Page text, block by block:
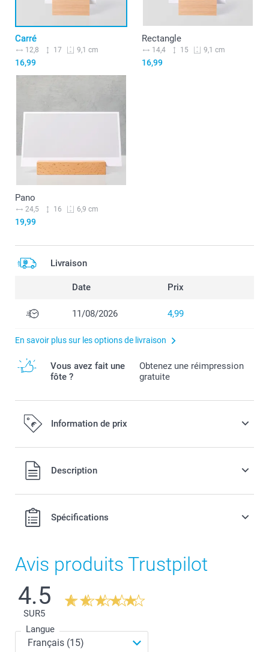
Carré
12,8 17 9,1 cm
16,99
Rectangle
14,4 15 9,1 cm
16,99
Pano
24,5 16 6,9 cm
19,99
Livraison
Date Prix
11/08/2026 4,99
En savoir plus sur les options de livraison
Vous avez fait une
fôte ?
Obtenez une réimpression
gratuite
Information de prix
Tous les prix sont en EURO (€), TVA incluse et hors frais de
port.
Description
Spécifications
Avis produits Trustpilot
4.5
SUR5
Langue